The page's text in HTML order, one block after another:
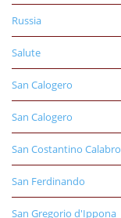
Russia
Salute
San Calogero
San Calogero
San Costantino Calabro
San Ferdinando
San Gregorio d'Ippona